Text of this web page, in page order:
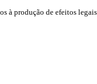
à produção de efeitos